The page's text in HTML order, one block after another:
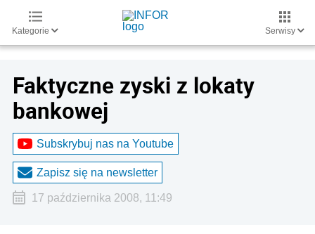
Kategorie Serwisy
Faktyczne zyski z lokaty
bankowej
Subskrybuj nas na Youtube
Zapisz się na newsletter
17 października 2008, 11:49